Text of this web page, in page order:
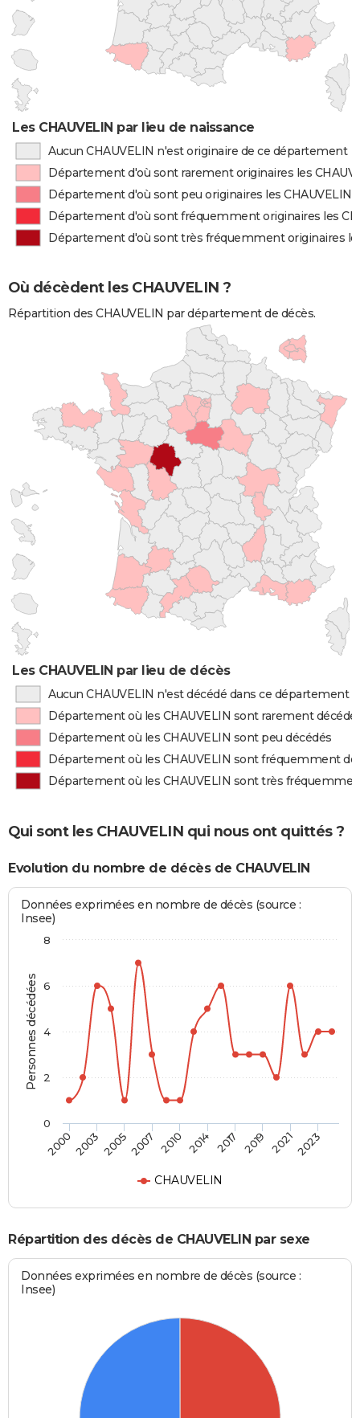
Les CHAUVELIN par lieu de naissance
Aucun CHAUVELIN n'est originaire de ce département
Département d'où sont rarement originaires les
Département d'où sont peu originaires les CHAUVELIN
Département d'où sont fréquemment originaires les
Département d'où sont très fréquemment originaires
Où décèdent les CHAUVELIN ?
Répartition des CHAUVELIN par département de décès.
Les CHAUVELIN par lieu de décès
Aucun CHAUVELIN n'est décédé dans ce département
Département où les CHAUVELIN sont rarement
Département où les CHAUVELIN sont peu décédés
Département où les CHAUVELIN sont fréquemment
Département où les CHAUVELIN sont très
Qui sont les CHAUVELIN qui nous ont quittés ?
Evolution du nombre de décès de CHAUVELIN
Personnes décédées
Données exprimées en nombre de décès (source :
Insee)
CHAUVELIN
2000200320052007 2010 2014 2017 2019 20212023
0
2
4
6
8
Répartition des décès de CHAUVELIN par sexe
Données exprimées en nombre de décès (source :
Insee)